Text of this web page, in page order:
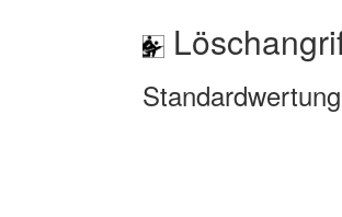
Standardwertung